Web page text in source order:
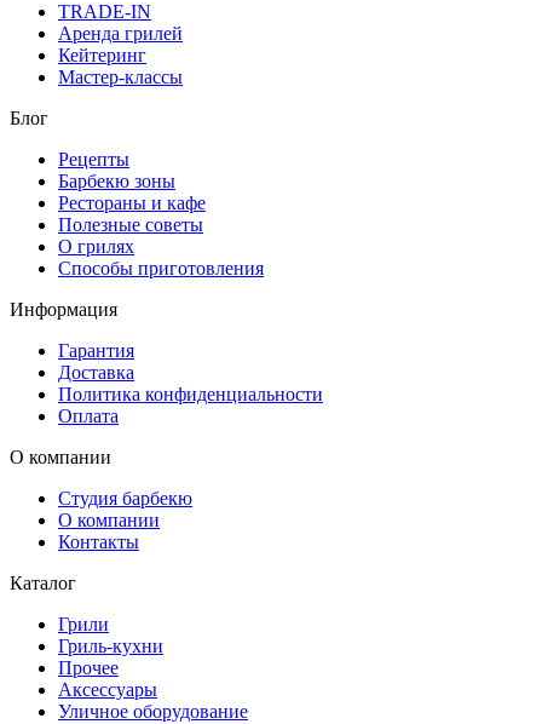
TRADE-IN
Аренда грилей
Кейтеринг
Мастер-классы
Блог
Рецепты
Барбекю зоны
Рестораны и кафе
Полезные советы
О грилях
Способы приготовления
Информация
Гарантия
Доставка
Политика конфиденциальности
Оплата
О компании
Студия барбекю
О компании
Контакты
Каталог
Грили
Гриль-кухни
Прочее
Аксессуары
Уличное оборудование